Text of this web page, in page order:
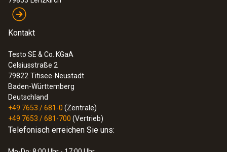
Kontakt
Testo SE & Co. KGaA
Celsiusstraße 2
79822 Titisee-Neustadt
Baden-Württemberg
Deutschland
+49 7653 / 681-0 (Zentrale)
+49 7653 / 681-700 (Vertrieb)
Telefonisch erreichen Sie uns: